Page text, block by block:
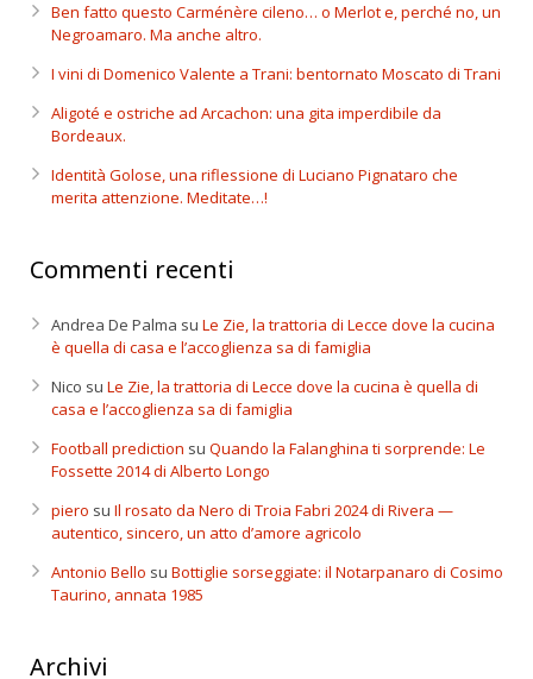
Ben fatto questo Carménère cileno… o Merlot e, perché no, un
Negroamaro. Ma anche altro.
I vini di Domenico Valente a Trani: bentornato Moscato di Trani
Aligoté e ostriche ad Arcachon: una gita imperdibile da
Bordeaux.
Identità Golose, una riflessione di Luciano Pignataro che
merita attenzione. Meditate…!
Commenti recenti
Andrea De Palma su Le Zie, la trattoria di Lecce dove la cucina
è quella di casa e l’accoglienza sa di famiglia
Nico su Le Zie, la trattoria di Lecce dove la cucina è quella di
casa e l’accoglienza sa di famiglia
Football prediction su Quando la Falanghina ti sorprende: Le
Fossette 2014 di Alberto Longo
piero su Il rosato da Nero di Troia Fabri 2024 di Rivera —
autentico, sincero, un atto d’amore agricolo
Antonio Bello su Bottiglie sorseggiate: il Notarpanaro di Cosimo
Taurino, annata 1985
Archivi